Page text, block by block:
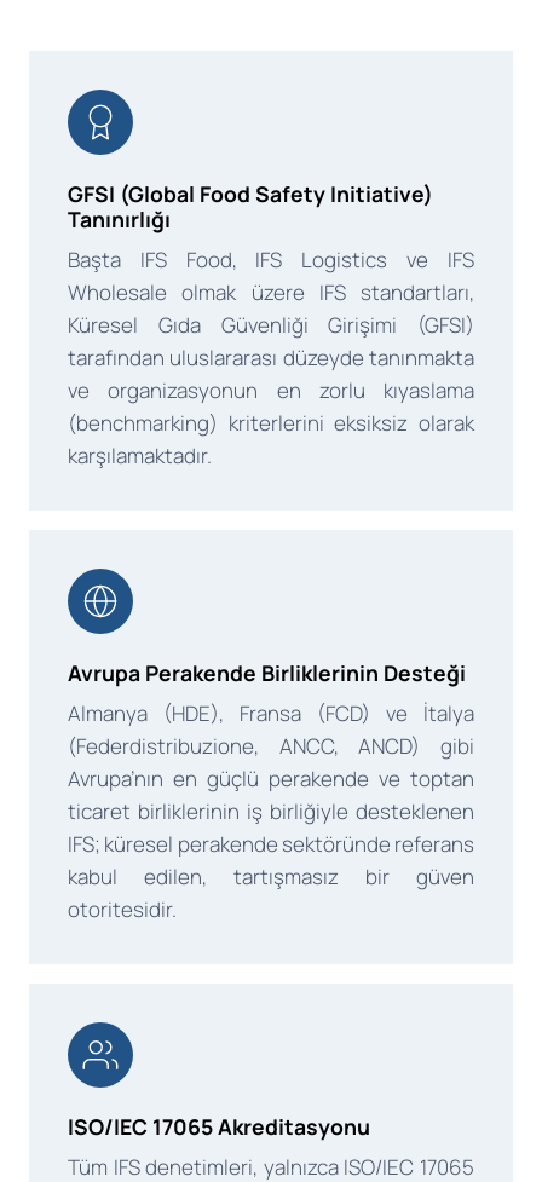
GFSI (Global Food Safety Initiative)
Tanınırlığı
Başta IFS Food, IFS Logistics ve IFS
Wholesale olmak üzere IFS standartları,
Küresel Gıda Güvenliği Girişimi (GFSI)
tarafından uluslararası düzeyde tanınmakta
ve organizasyonun en zorlu kıyaslama
(benchmarking) kriterlerini eksiksiz olarak
karşılamaktadır.
Avrupa Perakende Birliklerinin Desteği
Almanya (HDE), Fransa (FCD) ve İtalya
(Federdistribuzione, ANCC, ANCD) gibi
Avrupa’nın en güçlü perakende ve toptan
ticaret birliklerinin iş birliğiyle desteklenen
IFS; küresel perakende sektöründe referans
kabul edilen, tartışmasız bir güven
otoritesidir.
ISO/IEC 17065 Akreditasyonu
Tüm IFS denetimleri, yalnızca ISO/IEC 17065